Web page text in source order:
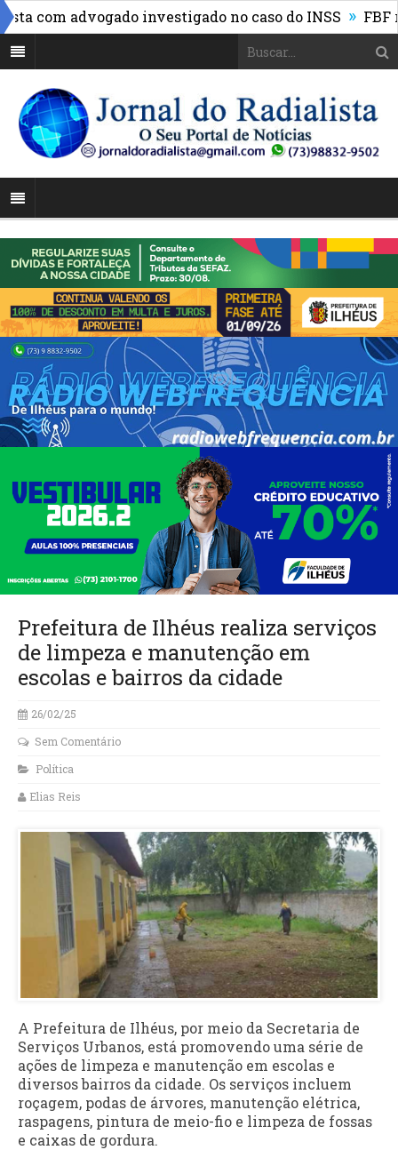
advogado investigado no caso do INSS » FBF
Prefeitura de Ilhéus realiza serviços
de limpeza e manutenção em
escolas e bairros da cidade
26/02/25
Sem Comentário
Política
Elias Reis
A Prefeitura de Ilhéus, por meio da Secretaria de
Serviços Urbanos, está promovendo uma série de
ações de limpeza e manutenção em escolas e
diversos bairros da cidade. Os serviços incluem
roçagem, podas de árvores, manutenção elétrica,
raspagens, pintura de meio-fio e limpeza de fossas
e caixas de gordura.